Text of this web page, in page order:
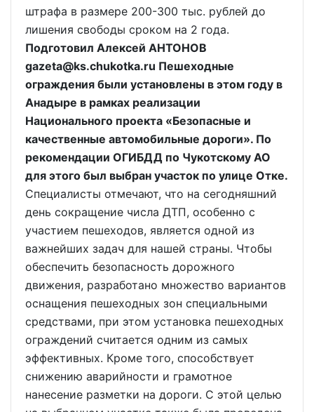
штрафа в размере 200-300 тыс. рублей до
лишения свободы сроком на 2 года.
Подготовил Алексей АНТОНОВ
gazeta@ks.chukotka.ru Пешеходные
ограждения были установлены в этом году в
Анадыре в рамках реализации
Национального проекта «Безопасные и
качественные автомобильные дороги». По
рекомендации ОГИБДД по Чукотскому АО
для этого был выбран участок по улице Отке.
Специалисты отмечают, что на сегодняшний
день сокращение числа ДТП, особенно с
участием пешеходов, является одной из
важнейших задач для нашей страны. Чтобы
обеспечить безопасность дорожного
движения, разработано множество вариантов
оснащения пешеходных зон специальными
средствами, при этом установка пешеходных
ограждений считается одним из самых
эффективных. Кроме того, способствует
снижению аварийности и грамотное
нанесение разметки на дороги. С этой целью